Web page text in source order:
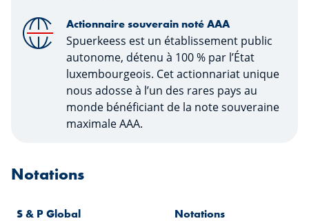
Actionnaire souverain noté AAA
Spuerkeess est un établissement public
autonome, détenu à 100 % par l’État
luxembourgeois. Cet actionnariat unique
nous adosse à l’un des rares pays au
monde bénéficiant de la note souveraine
maximale AAA.
Notations
S & P Global Notations